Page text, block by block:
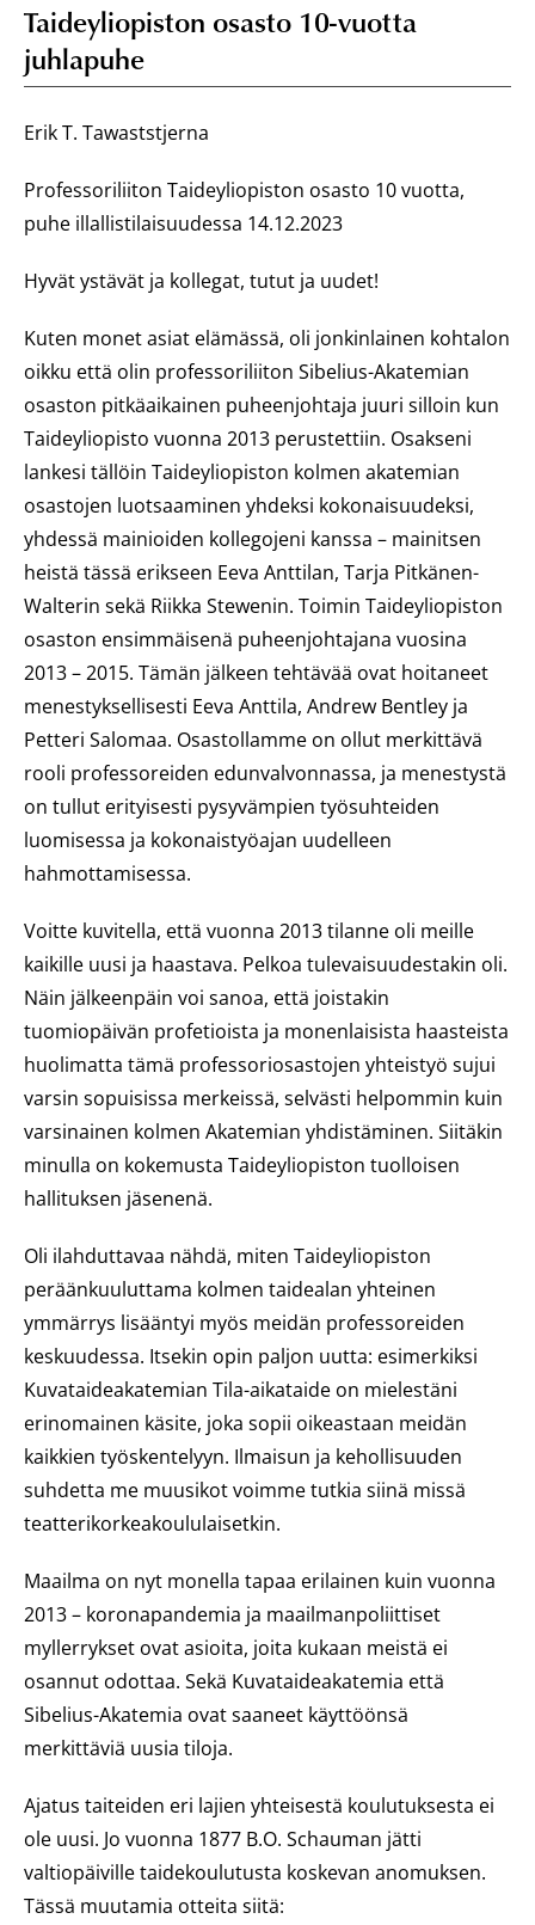
Taideyliopiston osasto 10-vuotta
juhlapuhe
Erik T. Tawaststjerna
Professoriliiton Taideyliopiston osasto 10 vuotta,
puhe illallistilaisuudessa 14.12.2023
Hyvät ystävät ja kollegat, tutut ja uudet!
Kuten monet asiat elämässä, oli jonkinlainen kohtalon
oikku että olin professoriliiton Sibelius-Akatemian
osaston pitkäaikainen puheenjohtaja juuri silloin kun
Taideyliopisto vuonna 2013 perustettiin. Osakseni
lankesi tällöin Taideyliopiston kolmen akatemian
osastojen luotsaaminen yhdeksi kokonaisuudeksi,
yhdessä mainioiden kollegojeni kanssa – mainitsen
heistä tässä erikseen Eeva Anttilan, Tarja Pitkänen-
Walterin sekä Riikka Stewenin. Toimin Taideyliopiston
osaston ensimmäisenä puheenjohtajana vuosina
2013 – 2015. Tämän jälkeen tehtävää ovat hoitaneet
menestyksellisesti Eeva Anttila, Andrew Bentley ja
Petteri Salomaa. Osastollamme on ollut merkittävä
rooli professoreiden edunvalvonnassa, ja menestystä
on tullut erityisesti pysyvämpien työsuhteiden
luomisessa ja kokonaistyöajan uudelleen
hahmottamisessa.
Voitte kuvitella, että vuonna 2013 tilanne oli meille
kaikille uusi ja haastava. Pelkoa tulevaisuudestakin oli.
Näin jälkeenpäin voi sanoa, että joistakin
tuomiopäivän profetioista ja monenlaisista haasteista
huolimatta tämä professoriosastojen yhteistyö sujui
varsin sopuisissa merkeissä, selvästi helpommin kuin
varsinainen kolmen Akatemian yhdistäminen. Siitäkin
minulla on kokemusta Taideyliopiston tuolloisen
hallituksen jäsenenä.
Oli ilahduttavaa nähdä, miten Taideyliopiston
peräänkuuluttama kolmen taidealan yhteinen
ymmärrys lisääntyi myös meidän professoreiden
keskuudessa. Itsekin opin paljon uutta: esimerkiksi
Kuvataideakatemian Tila-aikataide on mielestäni
erinomainen käsite, joka sopii oikeastaan meidän
kaikkien työskentelyyn. Ilmaisun ja kehollisuuden
suhdetta me muusikot voimme tutkia siinä missä
teatterikorkeakoululaisetkin.
Maailma on nyt monella tapaa erilainen kuin vuonna
2013 – koronapandemia ja maailmanpoliittiset
myllerrykset ovat asioita, joita kukaan meistä ei
osannut odottaa. Sekä Kuvataideakatemia että
Sibelius-Akatemia ovat saaneet käyttöönsä
merkittäviä uusia tiloja.
Ajatus taiteiden eri lajien yhteisestä koulutuksesta ei
ole uusi. Jo vuonna 1877 B.O. Schauman jätti
valtiopäiville taidekoulutusta koskevan anomuksen.
Tässä muutamia otteita siitä: